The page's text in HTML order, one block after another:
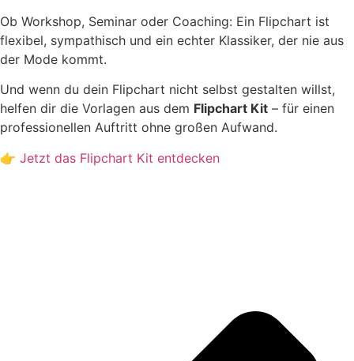
Ob Workshop, Seminar oder Coaching: Ein Flipchart ist
flexibel, sympathisch und ein echter Klassiker, der nie aus
der Mode kommt.
Und wenn du dein Flipchart nicht selbst gestalten willst,
helfen dir die Vorlagen aus dem Flipchart Kit – für einen
professionellen Auftritt ohne großen Aufwand.
👉 Jetzt das Flipchart Kit entdecken